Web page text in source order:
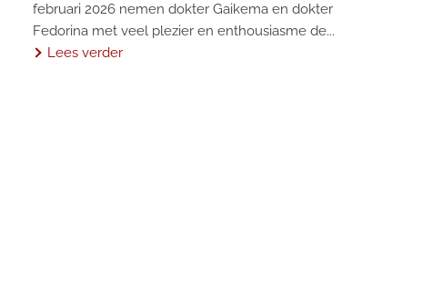
februari 2026 nemen dokter Gaikema en dokter
Fedorina met veel plezier en enthousiasme de...
Lees verder